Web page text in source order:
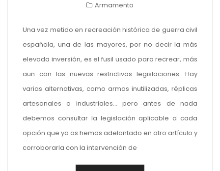
Armamento
Una vez metido en recreación histórica de guerra civil
española, una de las mayores, por no decir la más
elevada inversión, es el fusil usado para recrear, más
aun con las nuevas restrictivas legislaciones. Hay
varias alternativas, como armas inutilizadas, réplicas
artesanales o industriales… pero antes de nada
debemos consultar la legislación aplicable a cada
opción que ya os hemos adelantado en otro artículo y
corroborarla con la intervención de